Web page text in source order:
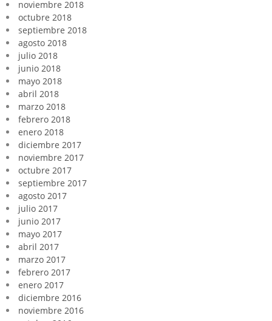
noviembre 2018
octubre 2018
septiembre 2018
agosto 2018
julio 2018
junio 2018
mayo 2018
abril 2018
marzo 2018
febrero 2018
enero 2018
diciembre 2017
noviembre 2017
octubre 2017
septiembre 2017
agosto 2017
julio 2017
junio 2017
mayo 2017
abril 2017
marzo 2017
febrero 2017
enero 2017
diciembre 2016
noviembre 2016